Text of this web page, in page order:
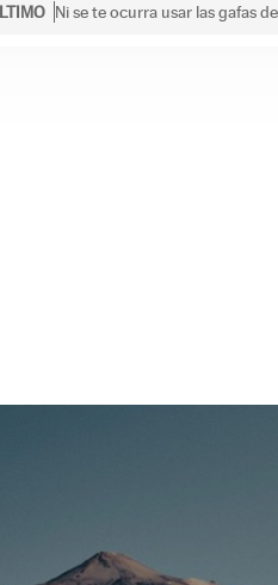
Ni se te ocurra usar las gafas